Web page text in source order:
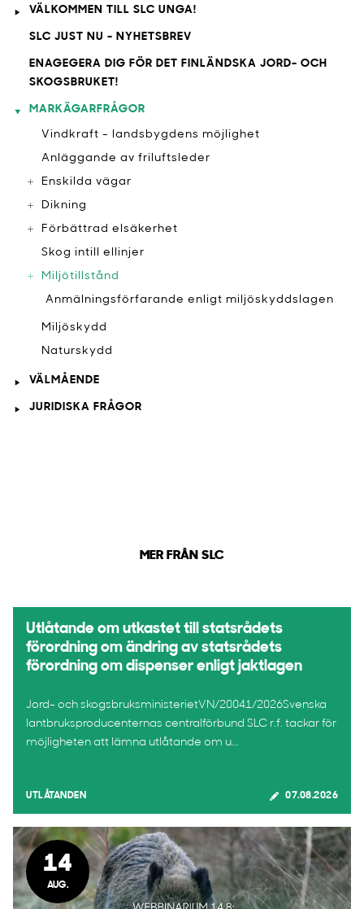
VÄLKOMMEN TILL SLC UNGA!
SLC JUST NU - NYHETSBREV
ENAGEGERA DIG FÖR DET FINLÄNDSKA JORD- OCH
SKOGSBRUKET!
MARKÄGARFRÅGOR
Vindkraft - landsbygdens möjlighet
Anläggande av friluftsleder
Enskilda vägar
Dikning
Förbättrad elsäkerhet
Skog intill ellinjer
Miljötillstånd
Anmälningsförfarande enligt miljöskyddslagen
Miljöskydd
Naturskydd
VÄLMÅENDE
JURIDISKA FRÅGOR
MER FRÅN SLC
Utlåtande om utkastet till statsrådets
förordning om ändring av statsrådets
förordning om dispenser enligt jaktlagen
Jord- och skogsbruksministerietVN/20041/2026Svenska
lantbruksproducenternas centralförbund SLC r.f. tackar för
möjligheten att lämna utlåtande om u...
UTLÅTANDEN 07.08.2026
14
AUG.